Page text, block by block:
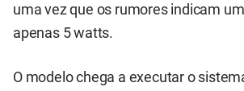
uma vez que os rumores indicam
apenas 5 watts.
O modelo chega a executar o